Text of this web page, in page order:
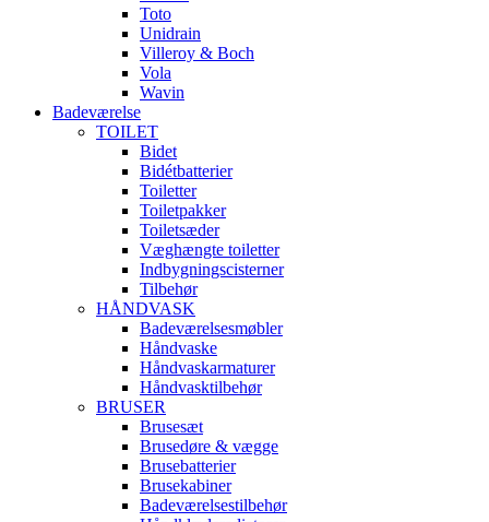
Toto
Unidrain
Villeroy & Boch
Vola
Wavin
Badeværelse
TOILET
Bidet
Bidétbatterier
Toiletter
Toiletpakker
Toiletsæder
Væghængte toiletter
Indbygningscisterner
Tilbehør
HÅNDVASK
Badeværelsesmøbler
Håndvaske
Håndvaskarmaturer
Håndvasktilbehør
BRUSER
Brusesæt
Brusedøre & vægge
Brusebatterier
Brusekabiner
Badeværelsestilbehør